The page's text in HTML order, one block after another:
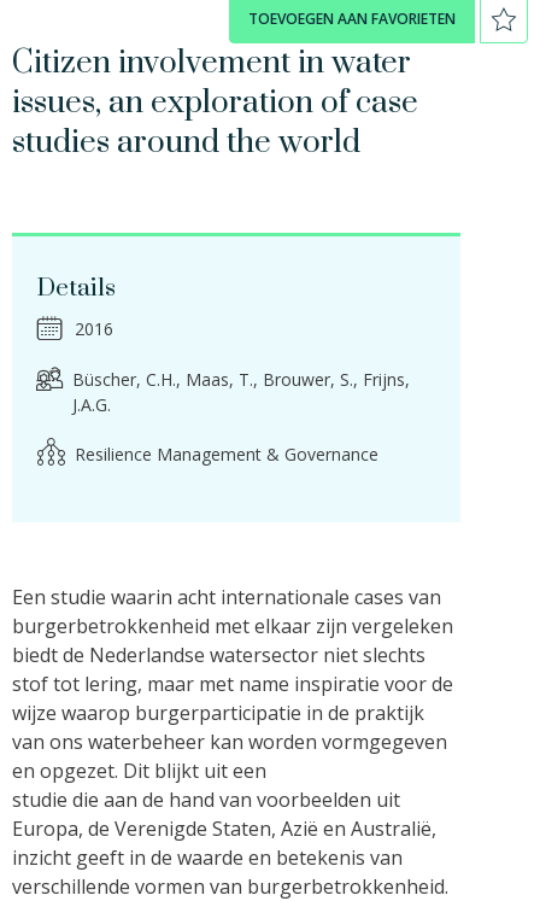
TOEVOEGEN AAN FAVORIETEN
Citizen involvement in water
issues, an exploration of case
studies around the world
Details
2016
Büscher, C.H. Maas, T. Brouwer, S. Frijns,
J.A.G.
Resilience Management & Governance
Een studie waarin acht internationale cases van
burgerbetrokkenheid met elkaar zijn vergeleken
biedt de Nederlandse watersector niet slechts
stof tot lering, maar met name inspiratie voor de
wijze waarop burgerparticipatie in de praktijk
van ons waterbeheer kan worden vormgegeven
en opgezet. Dit blijkt uit een
studie die aan de hand van voorbeelden uit
Europa, de Verenigde Staten, Azië en Australië,
inzicht geeft in de waarde en betekenis van
verschillende vormen van burgerbetrokkenheid.